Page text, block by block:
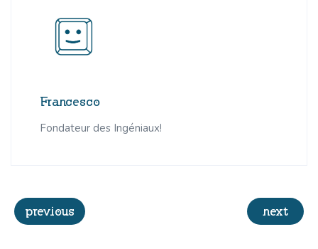
Francesco
Fondateur des Ingéniaux!
Navigation
previous next